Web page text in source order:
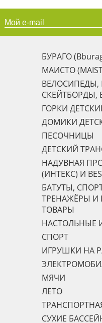
БУРАГО
МАИСТО
ВЕЛОСИПЕДЫ,
СКЕЙТБОРДЫ,
ГОРКИ
ДОМИКИ
ПЕСОЧНИЦЫ
ДЕТСКИЙ
НАДУВНАЯ
(ИНТЕКС) И
БАТУТЫ,
ТРЕНАЖЁРЫ И
ТОВАРЫ
НАСТОЛЬНЫЕ
СПОРТ
ИГРУШКИ НА
МЯЧИ
ЛЕТО
СУХИЕ